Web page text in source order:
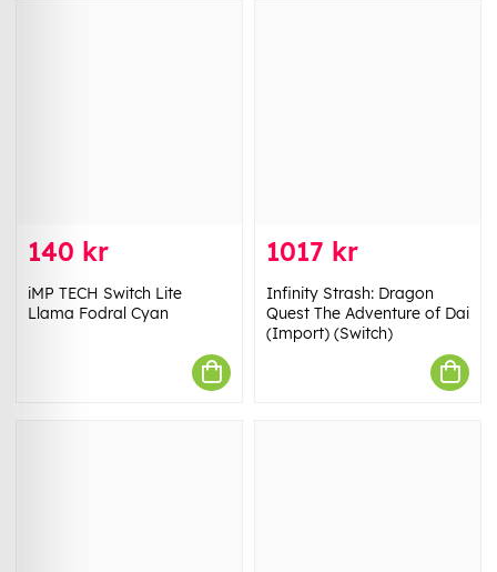
140 kr
iMP TECH Switch Lite
Llama Fodral Cyan
1017 kr
Infinity Strash: Dragon
Quest The Adventure of Dai
(Import) (Switch)